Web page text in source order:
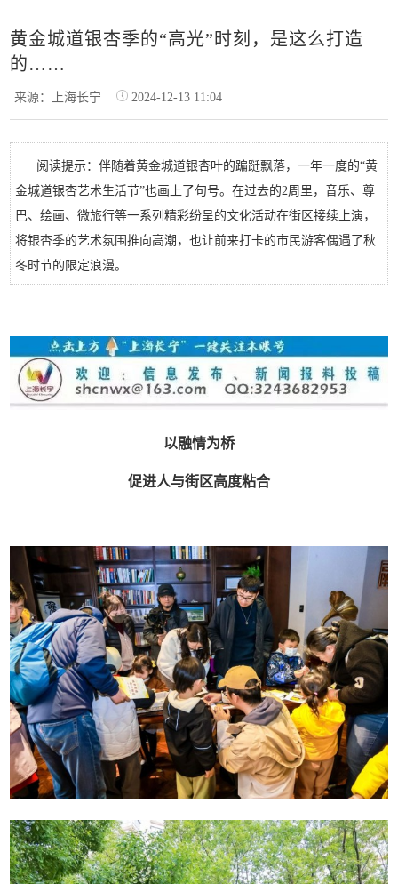
黄金城道银杏季的“高光”时刻，是这么打造
的……
来源：上海长宁 2024-12-13 11:04
阅读提示：伴随着黄金城道银杏叶的蹁跹飘落，一年一度的“黄
金城道银杏艺术生活节”也画上了句号。在过去的2周里，音乐、尊
巴、绘画、微旅行等一系列精彩纷呈的文化活动在街区接续上演，
将银杏季的艺术氛围推向高潮，也让前来打卡的市民游客偶遇了秋
冬时节的限定浪漫。
以融情为桥
促进人与街区高度粘合